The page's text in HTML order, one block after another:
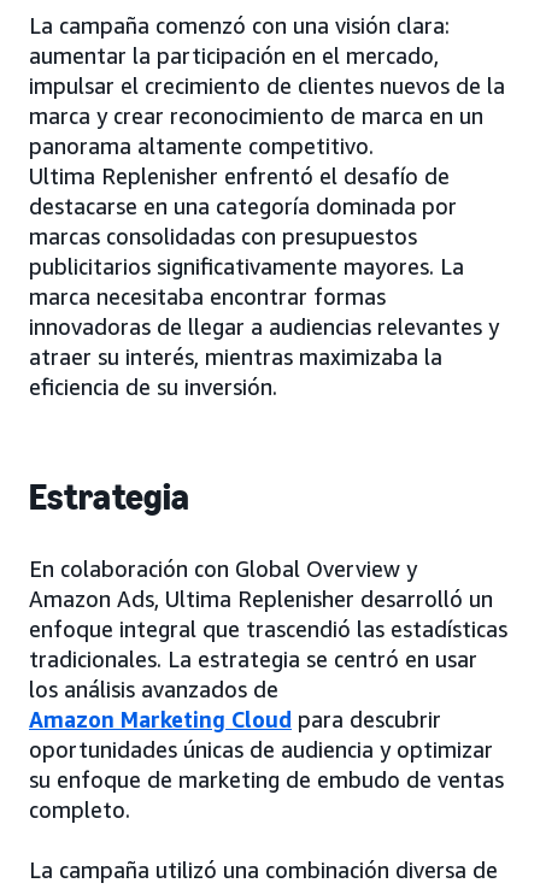
La campaña comenzó con una visión clara:
aumentar la participación en el mercado,
impulsar el crecimiento de clientes nuevos de la
marca y crear reconocimiento de marca en un
panorama altamente competitivo.
Ultima Replenisher enfrentó el desafío de
destacarse en una categoría dominada por
marcas consolidadas con presupuestos
publicitarios significativamente mayores. La
marca necesitaba encontrar formas
innovadoras de llegar a audiencias relevantes y
atraer su interés, mientras maximizaba la
eficiencia de su inversión.
Estrategia
En colaboración con Global Overview y
Amazon Ads, Ultima Replenisher desarrolló un
enfoque integral que trascendió las estadísticas
tradicionales. La estrategia se centró en usar
los análisis avanzados de
Amazon Marketing Cloud para descubrir
oportunidades únicas de audiencia y optimizar
su enfoque de marketing de embudo de ventas
completo.
La campaña utilizó una combinación diversa de